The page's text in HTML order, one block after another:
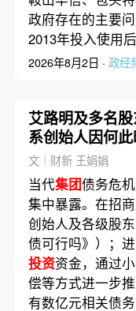
政府存在的主要
2013年投入使用
2026年8月2日 · 政经
艾路明及多名
系创始人因何
文｜财新 王娟娟
当代集团债务危
集中暴露。在招
创始人及各级股
债可行吗》）；
投资资金，通过
偿等方式进一步
有数亿元相关债